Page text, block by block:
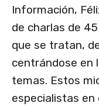
Información,
de charlas de
que se tratan,
centrándose en
temas. Estos
especialistas en